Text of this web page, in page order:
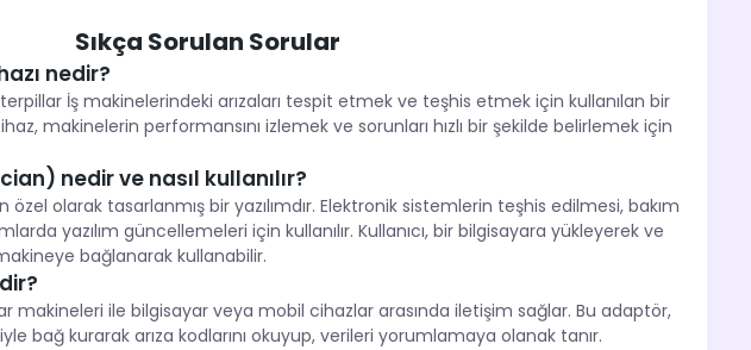
Sıkça Sorulan Sorular
nedir?
İş makinelerindeki arızaları tespit etmek ve teşhis etmek için kullanılan bir
makinelerin performansını izlemek ve sorunları hızlı bir şekilde belirlemek için
nedir ve nasıl kullanılır?
olarak tasarlanmış bir yazılımdır. Elektronik sistemlerin teşhis edilmesi, bakım
yazılım güncellemeleri için kullanılır. Kullanıcı, bir bilgisayara yükleyerek ve
bağlanarak kullanabilir.
makineleri ile bilgisayar veya mobil cihazlar arasında iletişim sağlar. Bu adaptör,
bağ kurarak arıza kodlarını okuyup, verileri yorumlamaya olanak tanır.